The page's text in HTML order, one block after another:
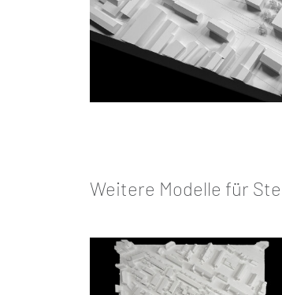
Weitere Modelle für